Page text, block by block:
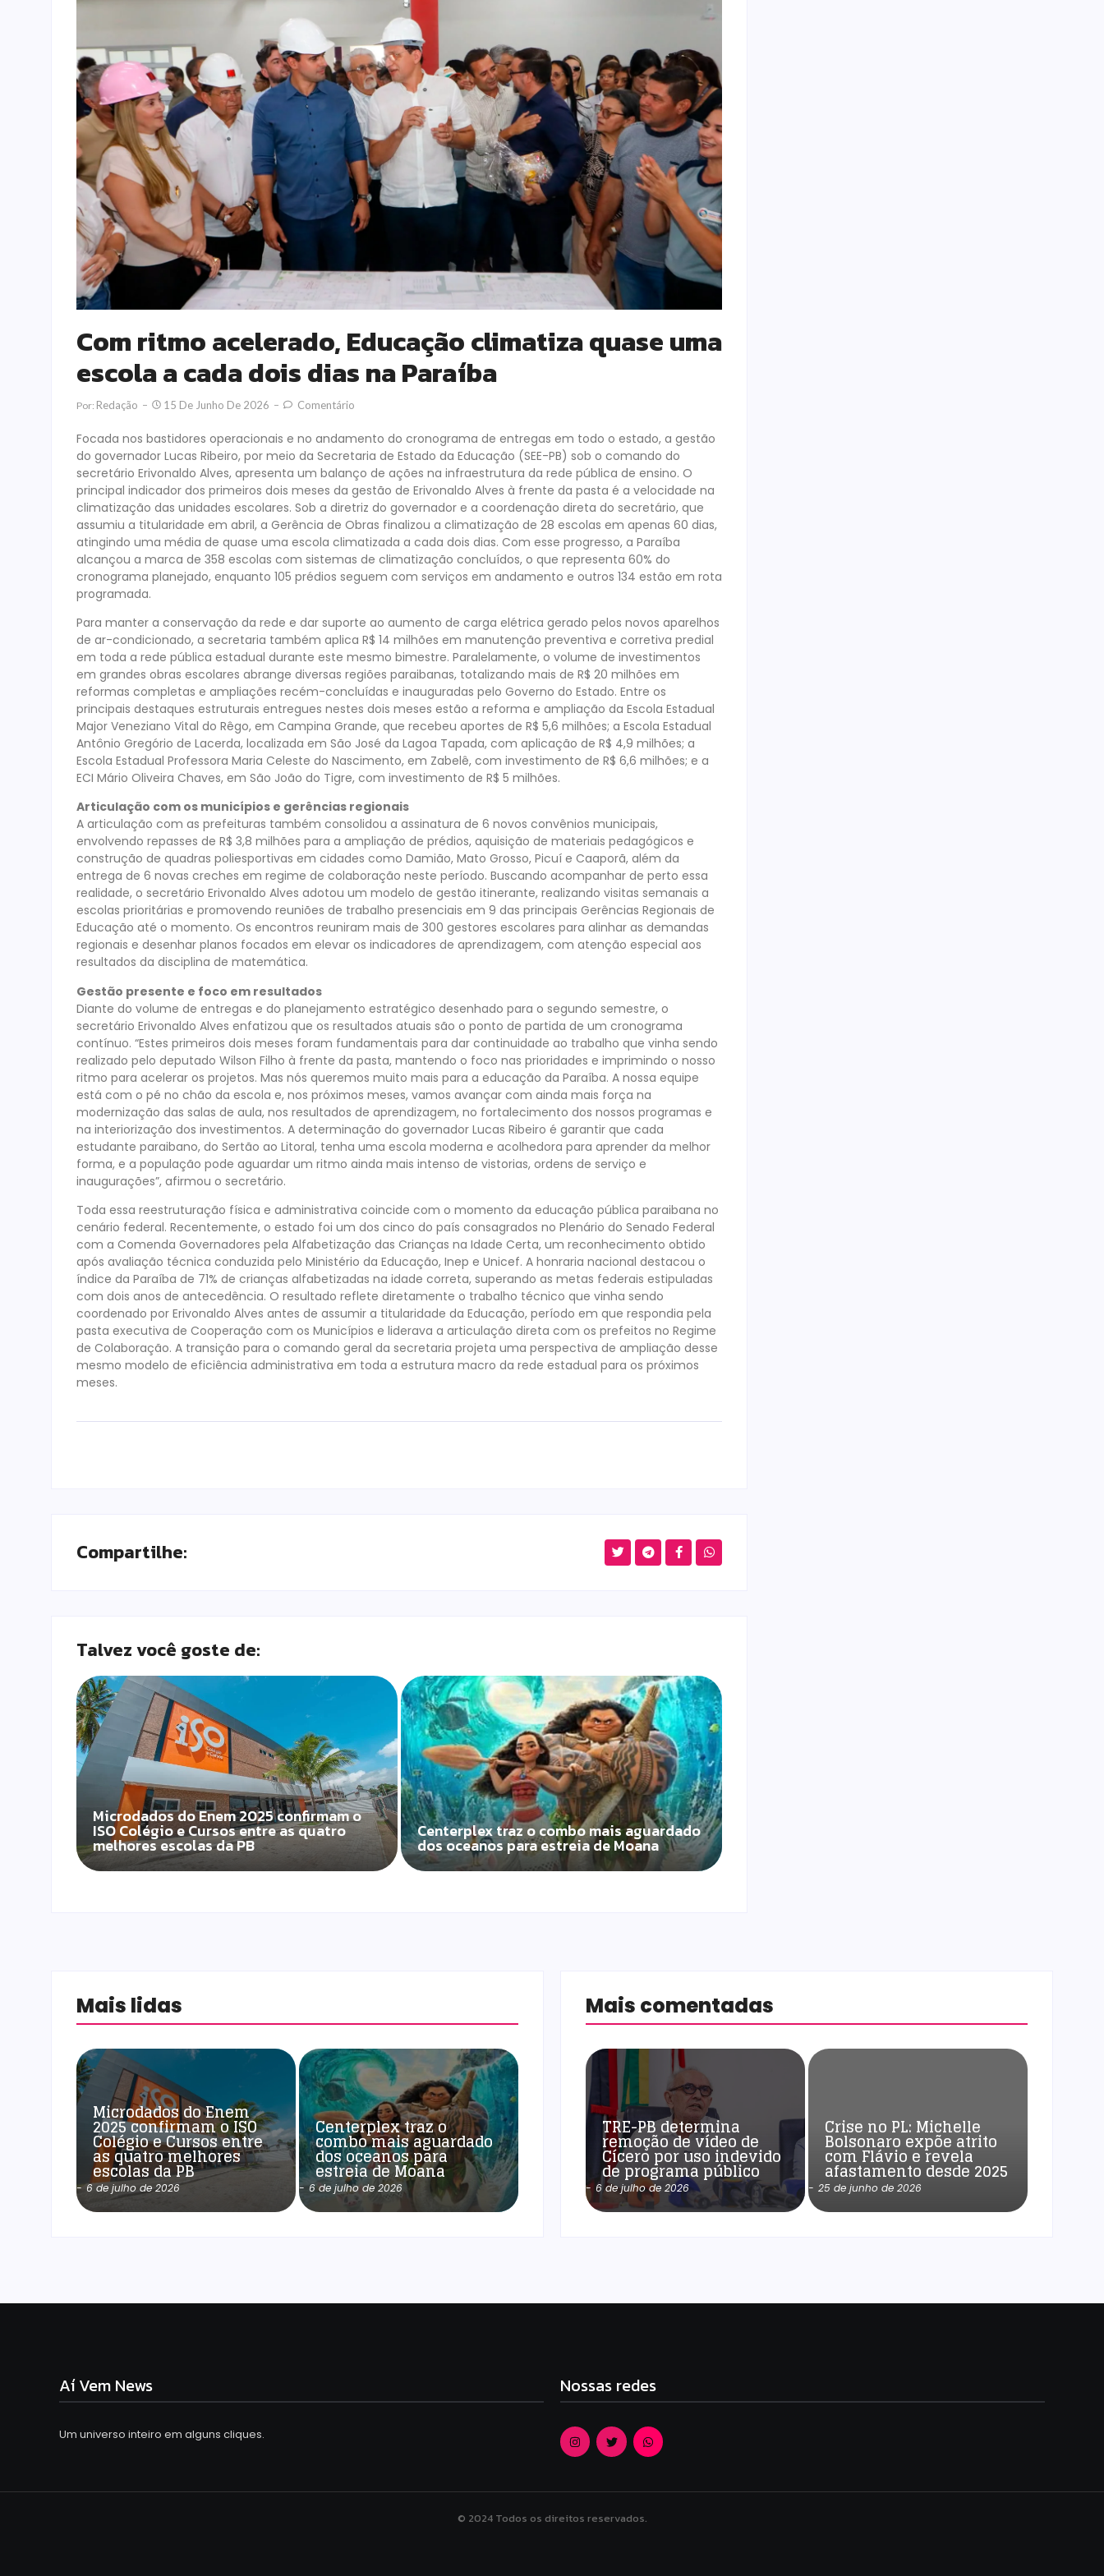
Com ritmo acelerado, Educação climatiza quase uma
escola a cada dois dias na Paraíba
Por: Redação 15 De Junho De 2026 Comentário
Focada nos bastidores operacionais e no andamento do cronograma de entregas em todo o estado, a gestão
do governador Lucas Ribeiro, por meio da Secretaria de Estado da Educação (SEE-PB) sob o comando do
secretário Erivonaldo Alves, apresenta um balanço de ações na infraestrutura da rede pública de ensino. O
principal indicador dos primeiros dois meses da gestão de Erivonaldo Alves à frente da pasta é a velocidade na
climatização das unidades escolares. Sob a diretriz do governador e a coordenação direta do secretário, que
assumiu a titularidade em abril, a Gerência de Obras finalizou a climatização de 28 escolas em apenas 60 dias,
atingindo uma média de quase uma escola climatizada a cada dois dias. Com esse progresso, a Paraíba
alcançou a marca de 358 escolas com sistemas de climatização concluídos, o que representa 60% do
cronograma planejado, enquanto 105 prédios seguem com serviços em andamento e outros 134 estão em rota
programada.
Para manter a conservação da rede e dar suporte ao aumento de carga elétrica gerado pelos novos aparelhos
de ar-condicionado, a secretaria também aplica R$ 14 milhões em manutenção preventiva e corretiva predial
em toda a rede pública estadual durante este mesmo bimestre. Paralelamente, o volume de investimentos
em grandes obras escolares abrange diversas regiões paraibanas, totalizando mais de R$ 20 milhões em
reformas completas e ampliações recém-concluídas e inauguradas pelo Governo do Estado. Entre os
principais destaques estruturais entregues nestes dois meses estão a reforma e ampliação da Escola Estadual
Major Veneziano Vital do Rêgo, em Campina Grande, que recebeu aportes de R$ 5,6 milhões; a Escola Estadual
Antônio Gregório de Lacerda, localizada em São José da Lagoa Tapada, com aplicação de R$ 4,9 milhões; a
Escola Estadual Professora Maria Celeste do Nascimento, em Zabelê, com investimento de R$ 6,6 milhões; e a
ECI Mário Oliveira Chaves, em São João do Tigre, com investimento de R$ 5 milhões.
Articulação com os municípios e gerências regionais
A articulação com as prefeituras também consolidou a assinatura de 6 novos convênios municipais,
envolvendo repasses de R$ 3,8 milhões para a ampliação de prédios, aquisição de materiais pedagógicos e
construção de quadras poliesportivas em cidades como Damião, Mato Grosso, Picuí e Caaporã, além da
entrega de 6 novas creches em regime de colaboração neste período. Buscando acompanhar de perto essa
realidade, o secretário Erivonaldo Alves adotou um modelo de gestão itinerante, realizando visitas semanais a
escolas prioritárias e promovendo reuniões de trabalho presenciais em 9 das principais Gerências Regionais de
Educação até o momento. Os encontros reuniram mais de 300 gestores escolares para alinhar as demandas
regionais e desenhar planos focados em elevar os indicadores de aprendizagem, com atenção especial aos
resultados da disciplina de matemática.
Gestão presente e foco em resultados
Diante do volume de entregas e do planejamento estratégico desenhado para o segundo semestre, o
secretário Erivonaldo Alves enfatizou que os resultados atuais são o ponto de partida de um cronograma
contínuo. “Estes primeiros dois meses foram fundamentais para dar continuidade ao trabalho que vinha sendo
realizado pelo deputado Wilson Filho à frente da pasta, mantendo o foco nas prioridades e imprimindo o nosso
ritmo para acelerar os projetos. Mas nós queremos muito mais para a educação da Paraíba. A nossa equipe
está com o pé no chão da escola e, nos próximos meses, vamos avançar com ainda mais força na
modernização das salas de aula, nos resultados de aprendizagem, no fortalecimento dos nossos programas e
na interiorização dos investimentos. A determinação do governador Lucas Ribeiro é garantir que cada
estudante paraibano, do Sertão ao Litoral, tenha uma escola moderna e acolhedora para aprender da melhor
forma, e a população pode aguardar um ritmo ainda mais intenso de vistorias, ordens de serviço e
inaugurações”, afirmou o secretário.
Toda essa reestruturação física e administrativa coincide com o momento da educação pública paraibana no
cenário federal. Recentemente, o estado foi um dos cinco do país consagrados no Plenário do Senado Federal
com a Comenda Governadores pela Alfabetização das Crianças na Idade Certa, um reconhecimento obtido
após avaliação técnica conduzida pelo Ministério da Educação, Inep e Unicef. A honraria nacional destacou o
índice da Paraíba de 71% de crianças alfabetizadas na idade correta, superando as metas federais estipuladas
com dois anos de antecedência. O resultado reflete diretamente o trabalho técnico que vinha sendo
coordenado por Erivonaldo Alves antes de assumir a titularidade da Educação, período em que respondia pela
pasta executiva de Cooperação com os Municípios e liderava a articulação direta com os prefeitos no Regime
de Colaboração. A transição para o comando geral da secretaria projeta uma perspectiva de ampliação desse
mesmo modelo de eficiência administrativa em toda a estrutura macro da rede estadual para os próximos
meses.
Compartilhe:
Talvez você goste de:
Microdados do Enem 2025 confirmam o
ISO Colégio e Cursos entre as quatro
melhores escolas da PB
Centerplex traz o combo mais aguardado
dos oceanos para estreia de Moana
Mais lidas
Microdados do Enem
2025 confirmam o ISO
Colégio e Cursos entre
as quatro melhores
escolas da PB
- 6 de julho de 2026
Centerplex traz o
combo mais aguardado
dos oceanos para
estreia de Moana
- 6 de julho de 2026
Mais comentadas
TRE-PB determina
remoção de vídeo de
Cícero por uso indevido
de programa público
- 6 de julho de 2026
Crise no PL: Michelle
Bolsonaro expõe atrito
com Flávio e revela
afastamento desde 2025
- 25 de junho de 2026
Aí Vem News
Um universo inteiro em alguns cliques.
Nossas redes
© 2024 Todos os direitos reservados.